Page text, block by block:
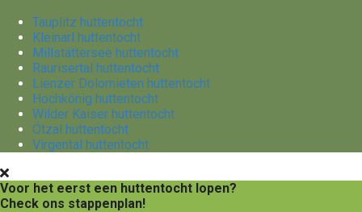
Tauplitz huttentocht
Kleinarl huttentocht
Millstättersee huttentocht
Raurisertal huttentocht
Lienzer Dolomieten huttentocht
Hochkönig huttentocht
Wilder Kaiser huttentocht
Ötzal huttentocht
Virgental huttentocht
Voor het eerst een huttentocht lopen?
Check ons stappenplan!